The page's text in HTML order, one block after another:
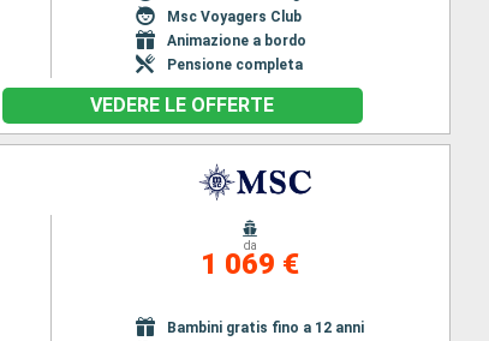
Msc Voyagers Club
Animazione a bordo
Pensione completa
VEDERE LE OFFERTE
da
1 069 €
Bambini gratis fino a 12 anni